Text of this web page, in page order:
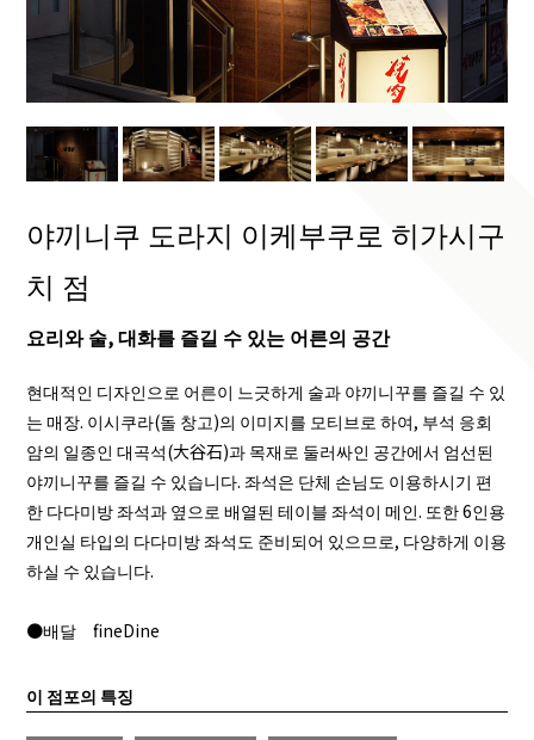
야끼니쿠 도라지 이케부쿠로 히가시구
치 점
요리와 술, 대화를 즐길 수 있는 어른의 공간
현대적인 디자인으로 어른이 느긋하게 술과 야끼니꾸를 즐길 수 있
는 매장. 이시쿠라(돌 창고)의 이미지를 모티브로 하여, 부석 응회
암의 일종인 대곡석(大谷石)과 목재로 둘러싸인 공간에서 엄선된
야끼니꾸를 즐길 수 있습니다. 좌석은 단체 손님도 이용하시기 편
한 다다미방 좌석과 옆으로 배열된 테이블 좌석이 메인. 또한 6인용
개인실 타입의 다다미방 좌석도 준비되어 있으므로, 다양하게 이용
하실 수 있습니다.
●배달fineDine
이 점포의 특징